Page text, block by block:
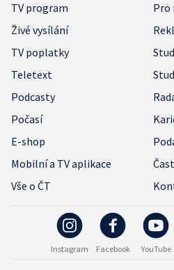
TV program
Pro
Živé vysílání
TV poplatky
Teletext
Podcasty
Počasí
E-shop
Mobilní a TV aplikace
Vše o ČT
Instagram Facebook YouTube